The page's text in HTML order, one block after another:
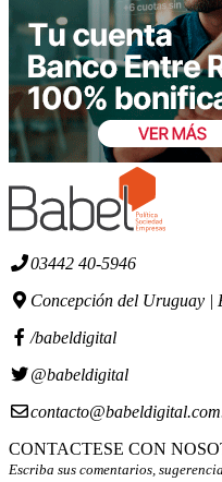
03442 40-5946
Concepción del Uruguay |
/babeldigital
@babeldigital
CONTACTESE CON
Escriba sus comentarios,